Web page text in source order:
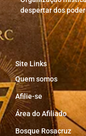
despertar dos
Site Links
Quem somos
Afilie-se
Área do Afiliado
Bosque Rosacruz